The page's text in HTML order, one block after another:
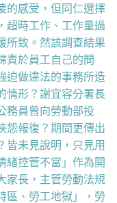
的感受，但同仁選擇
超時工作、工作量過
所致。然該調查結果
責於員工自己的問
迫做違法的事務所造
情形？謝宜容分署長
務員曾向勞動部投
怨報復？期間更傳出
皆未見說明，只見用
緒控管不當」作為開
家長，主管勞動法規
區、勞工地獄」，勞